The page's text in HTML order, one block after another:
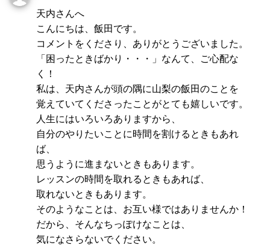
天内さんへ
こんにちは、飯田です。
コメントをくださり、ありがとうございました。
「困ったときばかり・・・」なんて、ご心配な
く！
私は、天内さんが頭の隅に山梨の飯田のことを
覚えていてくださったことがとても嬉しいです。
人生にはいろいろありますから、
自分のやりたいことに時間を割けるときもあれ
ば、
思うように進まないときもあります。
レッスンの時間を取れるときもあれば、
取れないときもあります。
そのようなことは、お互い様ではありませんか！
だから、そんなちっぽけなことは、
気になさらないでください。